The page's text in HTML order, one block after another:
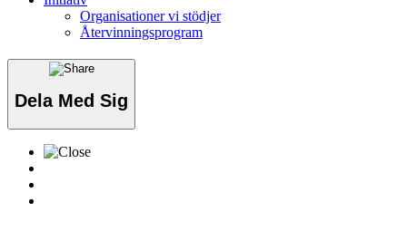
Organisationer vi stödjer
Återvinningsprogram
Dela Med Sig